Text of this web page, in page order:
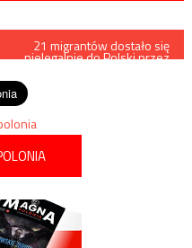
21 migrantów dostało się
nielegalnie do Polski przez